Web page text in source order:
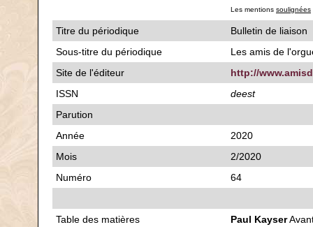
Les mentions soulignées
Titre du périodique
Bulletin de liaison
Sous-titre du périodique
Les amis de
Site de l'éditeur
http://
ISSN
deest
Parution
Année
2020
Mois
2/2020
Numéro
64
Table des matières Paul Kayser